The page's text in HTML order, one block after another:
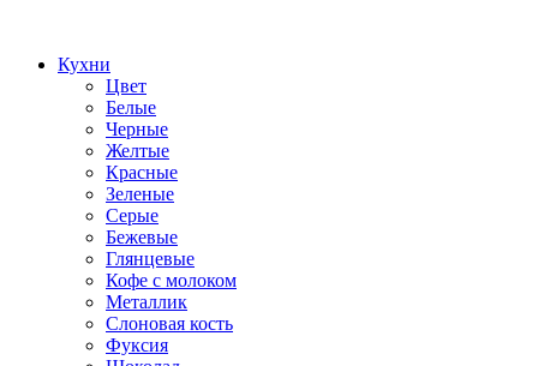
Кухни
Цвет
Белые
Черные
Желтые
Красные
Зеленые
Серые
Бежевые
Глянцевые
Кофе с молоком
Металлик
Слоновая кость
Фуксия